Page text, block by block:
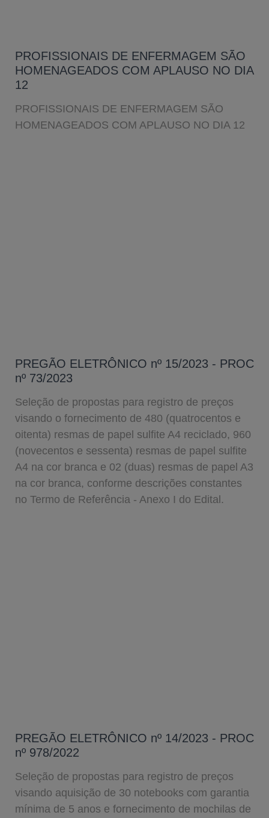
PROFISSIONAIS DE ENFERMAGEM SÃO
HOMENAGEADOS COM APLAUSO NO DIA
12
PROFISSIONAIS DE ENFERMAGEM SÃO
HOMENAGEADOS COM APLAUSO NO DIA 12
PREGÃO ELETRÔNICO nº 15/2023 - PROC
nº 73/2023
Seleção de propostas para registro de preços
visando o fornecimento de 480 (quatrocentos e
oitenta) resmas de papel sulfite A4 reciclado, 960
(novecentos e sessenta) resmas de papel sulfite
A4 na cor branca e 02 (duas) resmas de papel A3
na cor branca, conforme descrições constantes
no Termo de Referência - Anexo I do Edital.
PREGÃO ELETRÔNICO nº 14/2023 - PROC
nº 978/2022
Seleção de propostas para registro de preços
visando aquisição de 30 notebooks com garantia
mínima de 5 anos e fornecimento de mochilas de